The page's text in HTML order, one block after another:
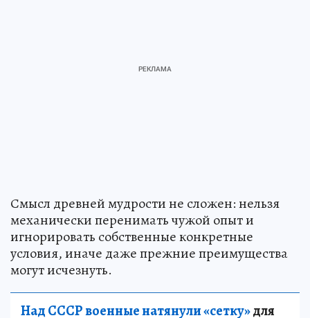
Смысл древней мудрости не сложен: нельзя
механически перенимать чужой опыт и
игнорировать собственные конкретные
условия, иначе даже прежние преимущества
могут исчезнуть.
Над СССР военные натянули «сетку»для